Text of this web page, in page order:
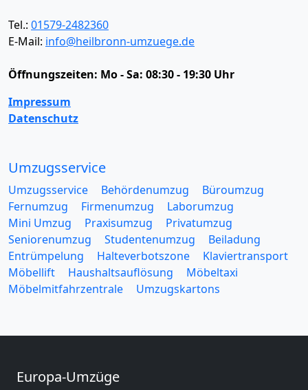
Tel.: 01579-2482360
E-Mail: info@heilbronn-umzuege.de
Öffnungszeiten: Mo - Sa: 08:30 - 19:30 Uhr
Impressum
Datenschutz
Umzugsservice
Umzugsservice Behördenumzug
Büroumzug
Fernumzug
Firmenumzug
Laborumzug
Mini Umzug
Praxisumzug
Privatumzug
Seniorenumzug
Studentenumzug
Beiladung
Entrümpelung
Halteverbotszone
Klaviertransport
Möbellift
Haushaltsauflösung
Möbeltaxi
Möbelmitfahrzentrale
Umzugskartons
Europa-Umzüge